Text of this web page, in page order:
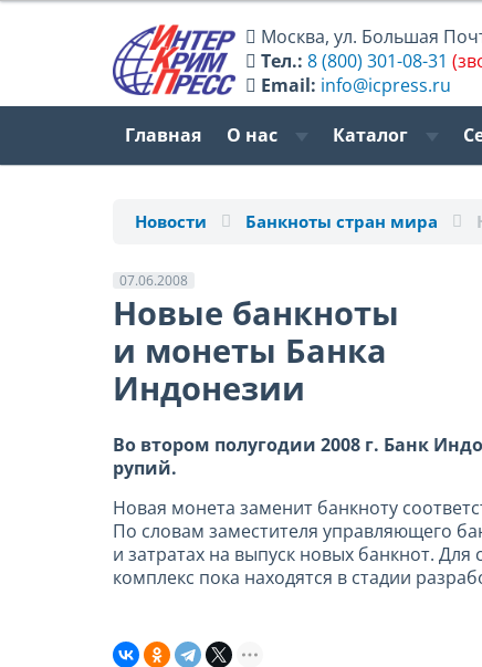
Москва,ул. Большая
Тел.: 8 (800) 301-08-31
Email: info@icpress.ru
Главная О нас Каталог
Новости Банкноты стран мира
07.06.2008
Новые банкноты
и монеты Банка
Индонезии
Во втором полугодии 2008 г. Банк
рупий.
Новая монета заменит банкноту
По словам заместителя управляющего
и затратах на выпуск новых банкнот.
комплекс пока находятся в стадии